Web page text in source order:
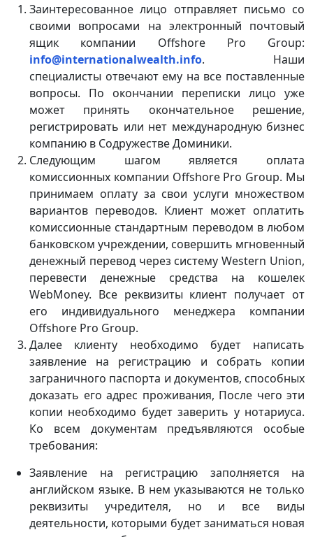
Заинтересованное лицо отправляет письмо со
своими вопросами на электронный почтовый
ящик компании Offshore Pro Group:
info@internationalwealth.info. Наши
специалисты отвечают ему на все поставленные
вопросы. По окончании переписки лицо уже
может принять окончательное решение,
регистрировать или нет международную бизнес
компанию в Содружестве Доминики.
Следующим шагом является оплата
комиссионных компании Offshore Pro Group. Мы
принимаем оплату за свои услуги множеством
вариантов переводов. Клиент может оплатить
комиссионные стандартным переводом в любом
банковском учреждении, совершить мгновенный
денежный перевод через систему Western Union,
перевести денежные средства на кошелек
WebMoney. Все реквизиты клиент получает от
его индивидуального менеджера компании
Offshore Pro Group.
Далее клиенту необходимо будет написать
заявление на регистрацию и собрать копии
заграничного паспорта и документов, способных
доказать его адрес проживания, После чего эти
копии необходимо будет заверить у нотариуса.
Ко всем документам предъявляются особые
требования:
Заявление на регистрацию заполняется на
английском языке. В нем указываются не только
реквизиты учредителя, но и все виды
деятельности, которыми будет заниматься новая